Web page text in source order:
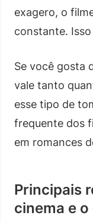
exagero, o
constante.
Se você gosta
vale tanto
esse tipo de
frequente dos
em romances
Principais
cinema e